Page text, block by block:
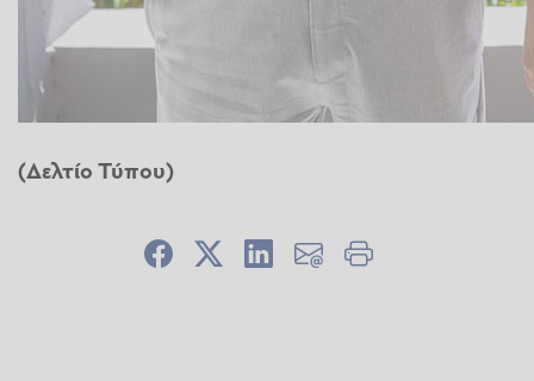
(Δελτίο Τύπου)